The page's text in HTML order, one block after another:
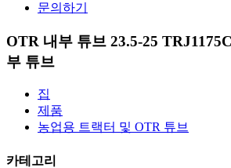
문의하기
OTR 내부 튜브 23.5-25
부 튜브
집
제품
농업용 트랙터 및 OTR 튜브
카테고리